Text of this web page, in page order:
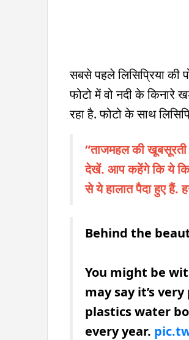
सबसे पहले लिसिप्रिया की
फोटो में वो नदी के किनारे
रहा है. फोटो के साथ
“ताजमहल की
देखें. आप कहेंगे कि ये
से ये हालात पैदा हुए
Behind the
You might be
may say it’s
plastics water
every year.